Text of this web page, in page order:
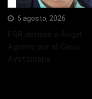
6 agosto, 2026